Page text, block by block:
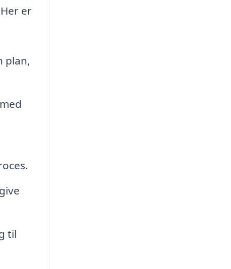
er
plan,
til